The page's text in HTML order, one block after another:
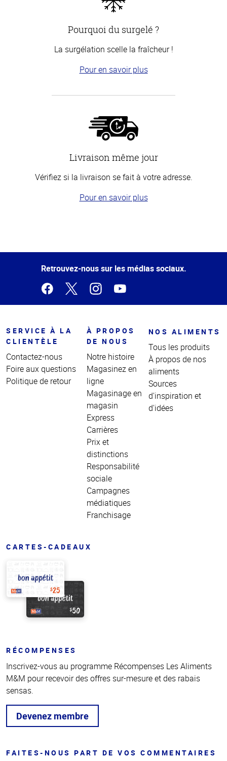
Pourquoi du surgelé ?
La surgélation scelle la fraîcheur !
Pour en savoir plus
Livraison même jour
Vérifiez si la livraison se fait à votre adresse.
Pour en savoir plus
de la
Retrouvez-nous sur les médias sociaux.
SERVICE À LA
CLIENTÈLE
Contactez-nous
Foire aux questions
Politique de retour
À PROPOS
DE NOUS
Notre histoire
Magasinez en
ligne
Magasinage en
magasin
Express
Carrières
Prix et
distinctions
Responsabilité
sociale
Campagnes
médiatiques
Franchisage
NOS ALIMENTS
Tous les produits
À propos de nos
aliments
Sources
d'inspiration et
d'idées
CARTES-CADEAUX
RÉCOMPENSES
Inscrivez-vous au programme Récompenses Les Aliments
M&M pour recevoir des offres sur-mesure et des rabais
sensas.
Devenez membre
FAITES-NOUS PART DE VOS COMMENTAIRES